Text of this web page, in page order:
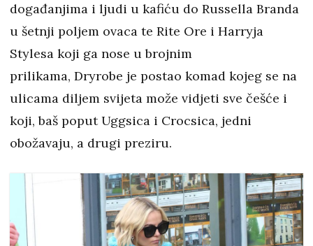
događanjima i ljudi u kafiću do Russella Branda
u šetnji poljem ovaca te Rite Ore i Harryja
Stylesa koji ga nose u brojnim
prilikama, Dryrobe je postao komad kojeg se na
ulicama diljem svijeta može vidjeti sve češće i
koji, baš poput Uggsica i Crocsica, jedni
obožavaju, a drugi preziru.